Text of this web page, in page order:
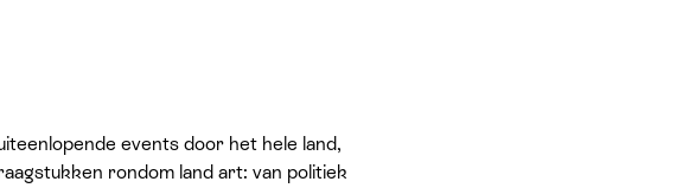
events door het hele land,
rondom land art: van politiek